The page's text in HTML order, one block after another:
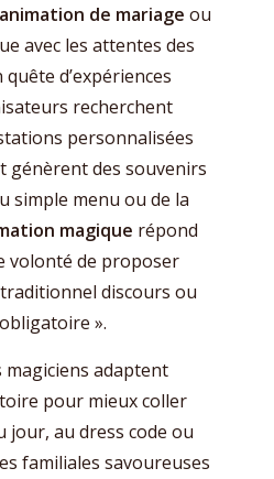
animation de mariage ou
avec les attentes des
d’expériences
recherchent
personnalisées
génèrent des souvenirs
simple menu ou de la
magique répond
volonté de proposer
discours ou
».
magiciens adaptent
pour mieux coller
jour, au dress code ou
familiales savoureuses